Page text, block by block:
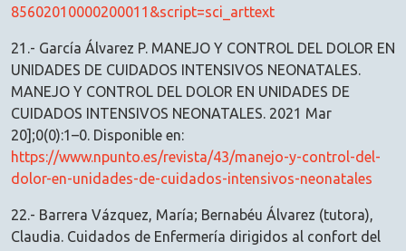
85602010000200011&script=sci_arttext
21.- García Álvarez P. MANEJO Y CONTROL DEL DOLOR EN
UNIDADES DE CUIDADOS INTENSIVOS NEONATALES.
MANEJO Y CONTROL DEL DOLOR EN UNIDADES DE
CUIDADOS INTENSIVOS NEONATALES. 2021 Mar
20];0(0):1–0. Disponible en:
https://www.npunto.es/revista/43/manejo-y-control-del-
dolor-en-unidades-de-cuidados-intensivos-neonatales
22.- Barrera Vázquez, María; Bernabéu Álvarez (tutora),
Claudia. Cuidados de Enfermería dirigidos al confort del